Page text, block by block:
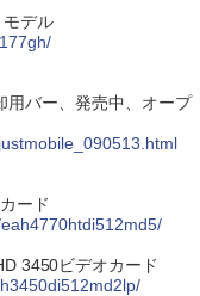
モデル
用バー、発売中、オープ
ード
3450ビデオカード